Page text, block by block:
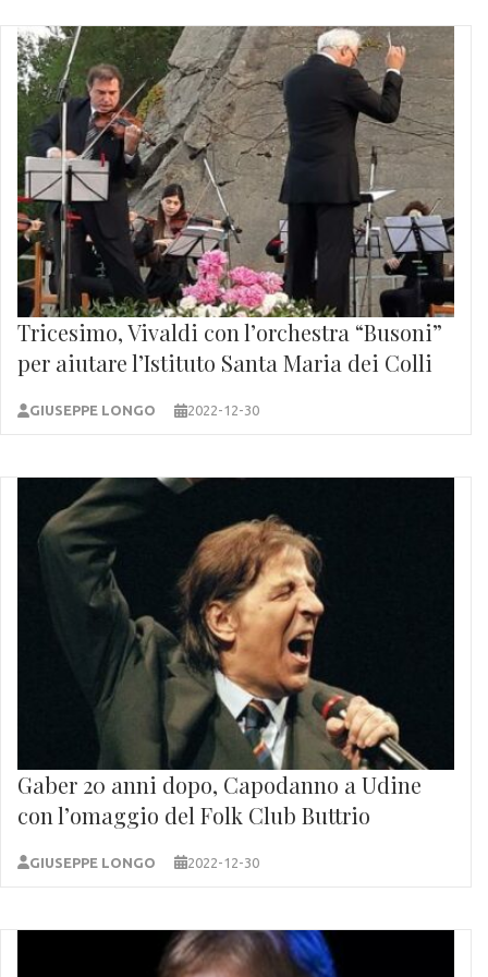
Tricesimo, Vivaldi con l’orchestra “Busoni”
per aiutare l’Istituto Santa Maria dei Colli
GIUSEPPE LONGO 2022-12-30
Gaber 20 anni dopo, Capodanno a Udine
con l’omaggio del Folk Club Buttrio
GIUSEPPE LONGO 2022-12-30